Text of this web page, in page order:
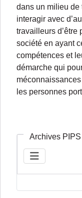
dans un milieu de
interagir avec
travailleurs d’être
société en ayant
compétences et
démarche qui
les personnes
Archives PIPS